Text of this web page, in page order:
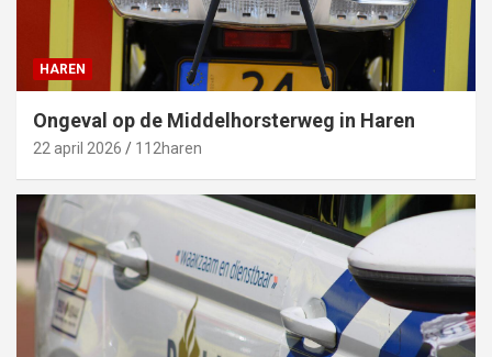
HAREN
Ongeval op de Middelhorsterweg in Haren
22 april 2026 112haren